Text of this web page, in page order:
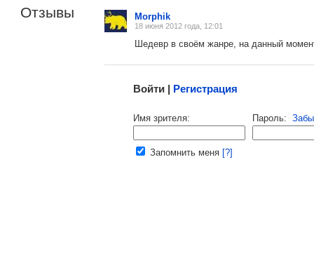
Отзывы Morphik
18 июня 2012 года, 12:01
Шедевр в своём жанре, на данный
Малосодержательные и грубые отзывы нещадно
Войти | Регистрация
Имя зрителя: Пароль:
Запомнить меня [?]